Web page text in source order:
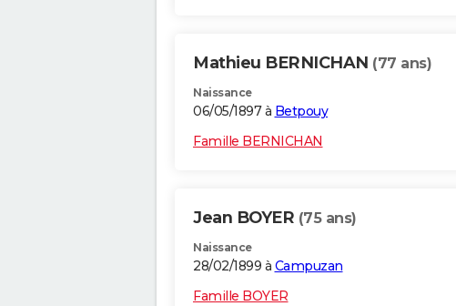
Mathieu BERNICHAN (77 ans)
Naissance
06/05/1897 à Betpouy
Famille BERNICHAN
Jean BOYER (75 ans)
Naissance
28/02/1899 à Campuzan
Famille BOYER